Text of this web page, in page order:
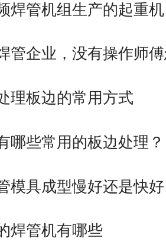
焊管机组生产的起重
管企业，没有操作师
理板边的常用方式
哪些常用的板边处理？
模具成型慢好还是快
焊管机有哪些